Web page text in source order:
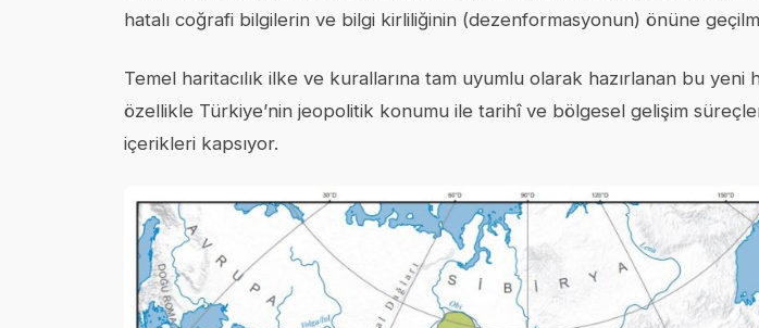
hatalı coğrafi bilgilerin ve bilgi kirliliğinin (dezenformasyonun) önüne
Temel haritacılık ilke ve kurallarına tam uyumlu olarak hazırlanan bu yeni
özellikle Türkiye’nin jeopolitik konumu ile tarihî ve bölgesel gelişim
içerikleri kapsıyor.